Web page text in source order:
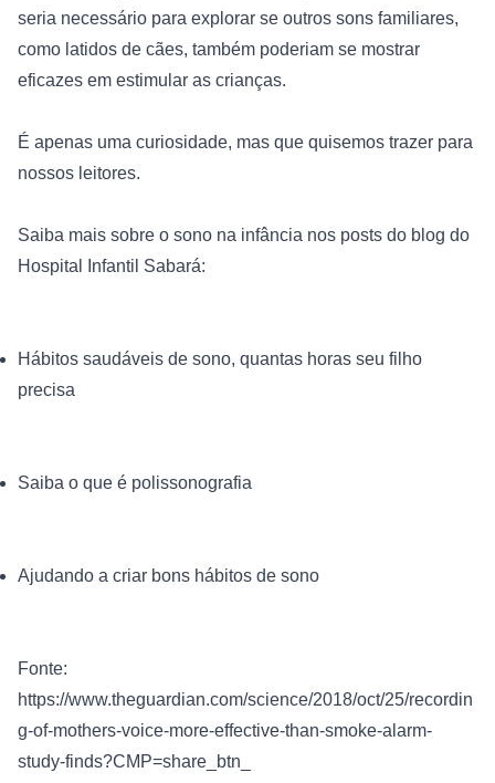
seria necessário para explorar se outros sons familiares,
como latidos de cães, também poderiam se mostrar
eficazes em estimular as crianças.
É apenas uma curiosidade, mas que quisemos trazer para
nossos leitores.
Hospital Infantil Sabará:
Hábitos saudáveis de sono, quantas horas seu filho
precisa
Saiba o que é polissonografia
Ajudando a criar bons hábitos de sono
https://www.theguardian.com/science/2018/oct/25/recordin
g-of-mothers-voice-more-effective-than-smoke-alarm-
study-finds?CMP=share_btn_